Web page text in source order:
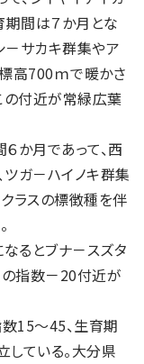
間は７か月とな
－サカキ群集やア
高700ｍで暖かさ
の付近が常緑広葉
か月であって、西
ガ－ハイノキ群集
ラスの標徴種を伴
るとブナ－スズタ
の指数－20付近が
15～45、生育期
ている。大分県